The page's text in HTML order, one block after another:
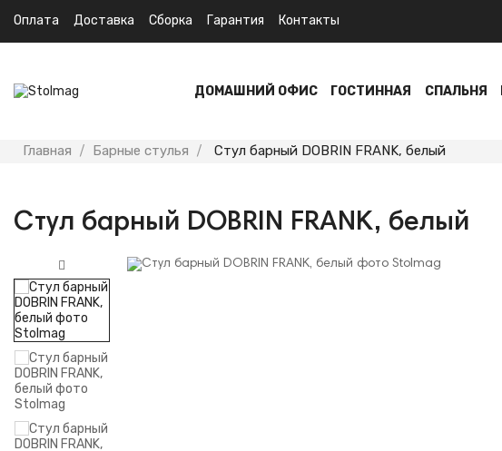
Оплата Доставка Сборка Гарантия Контакты
ДОМАШНИЙ ОФИС ГОСТИННАЯ СПАЛЬНЯ
Главная Барные стулья Стул барный DOBRIN FRANK, белый
Стул барный DOBRIN FRANK, белый